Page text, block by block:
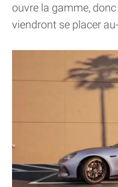
ouvre la gamme,
viendront se placer